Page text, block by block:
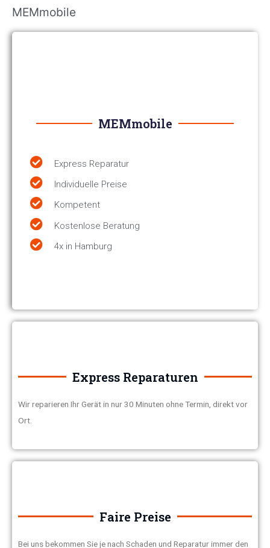
MEMmobile
MEMmobile
Express Reparatur
Individuelle Preise
Kompetent
Kostenlose Beratung
4x in Hamburg
Express Reparaturen
Wir reparieren Ihr Gerät in nur 30 Minuten ohne Termin, direkt vor
Ort.
Faire Preise
Bei uns bekommen Sie je nach Schaden und Reparatur immer den